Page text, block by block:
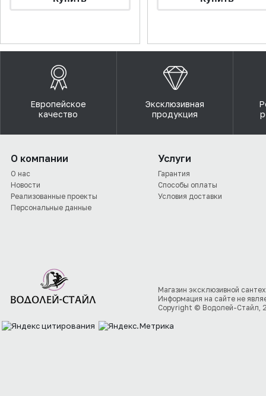
Европейское
качество
Эксклюзивная
продукция
О компании
О нас
Новости
Реализованные проекты
Персональные данные
Услуги
Гарантия
Способы оплаты
Условия доставки
Магазин эксклюзивной
Информация на сайте не
Copyright © Водолей-Стайл,